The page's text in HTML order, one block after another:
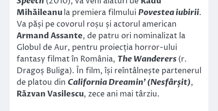
Mihăileanula premiera filmului Povestea iubirii.
Va păși pe covorul roșu și actorul american
Armand Assante, de patru ori nominalizat la
Globul de Aur, pentru proiecția horror-ului
fantasy filmat în România, The Wanderers(r.
Dragoș Buliga). În film, își reîntâlnește partenerul
de platou din California Dreamin’(Nesfârșit),
Răzvan Vasilescu, zece ani mai târziu.